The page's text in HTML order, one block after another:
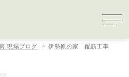
現場ブログ 伊勢原の家 配筋工事